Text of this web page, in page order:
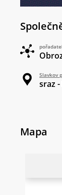
pořadatel
Slavkov
sraz
Mapa